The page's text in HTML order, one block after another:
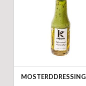
MOSTERDDRESSING